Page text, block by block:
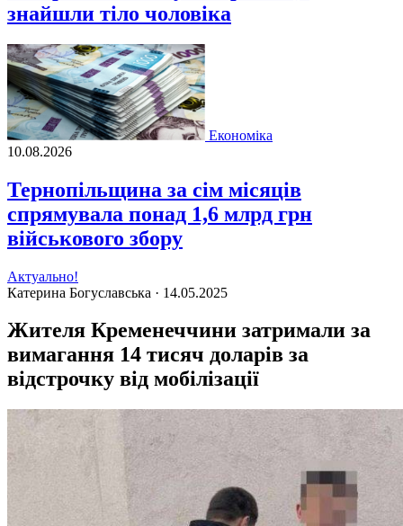
знайшли тіло чоловіка
Економіка
10.08.2026
Тернопільщина за сім місяців
спрямувала понад 1,6 млрд грн
військового збору
Актуально!
Катерина Богуславська · 14.05.2025
Жителя Кременеччини затримали за
вимагання 14 тисяч доларів за
відстрочку від мобілізації